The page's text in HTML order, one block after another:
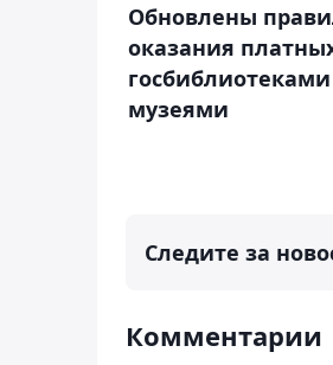
Обновлены
оказания
музеями
Следите за
Комментарии